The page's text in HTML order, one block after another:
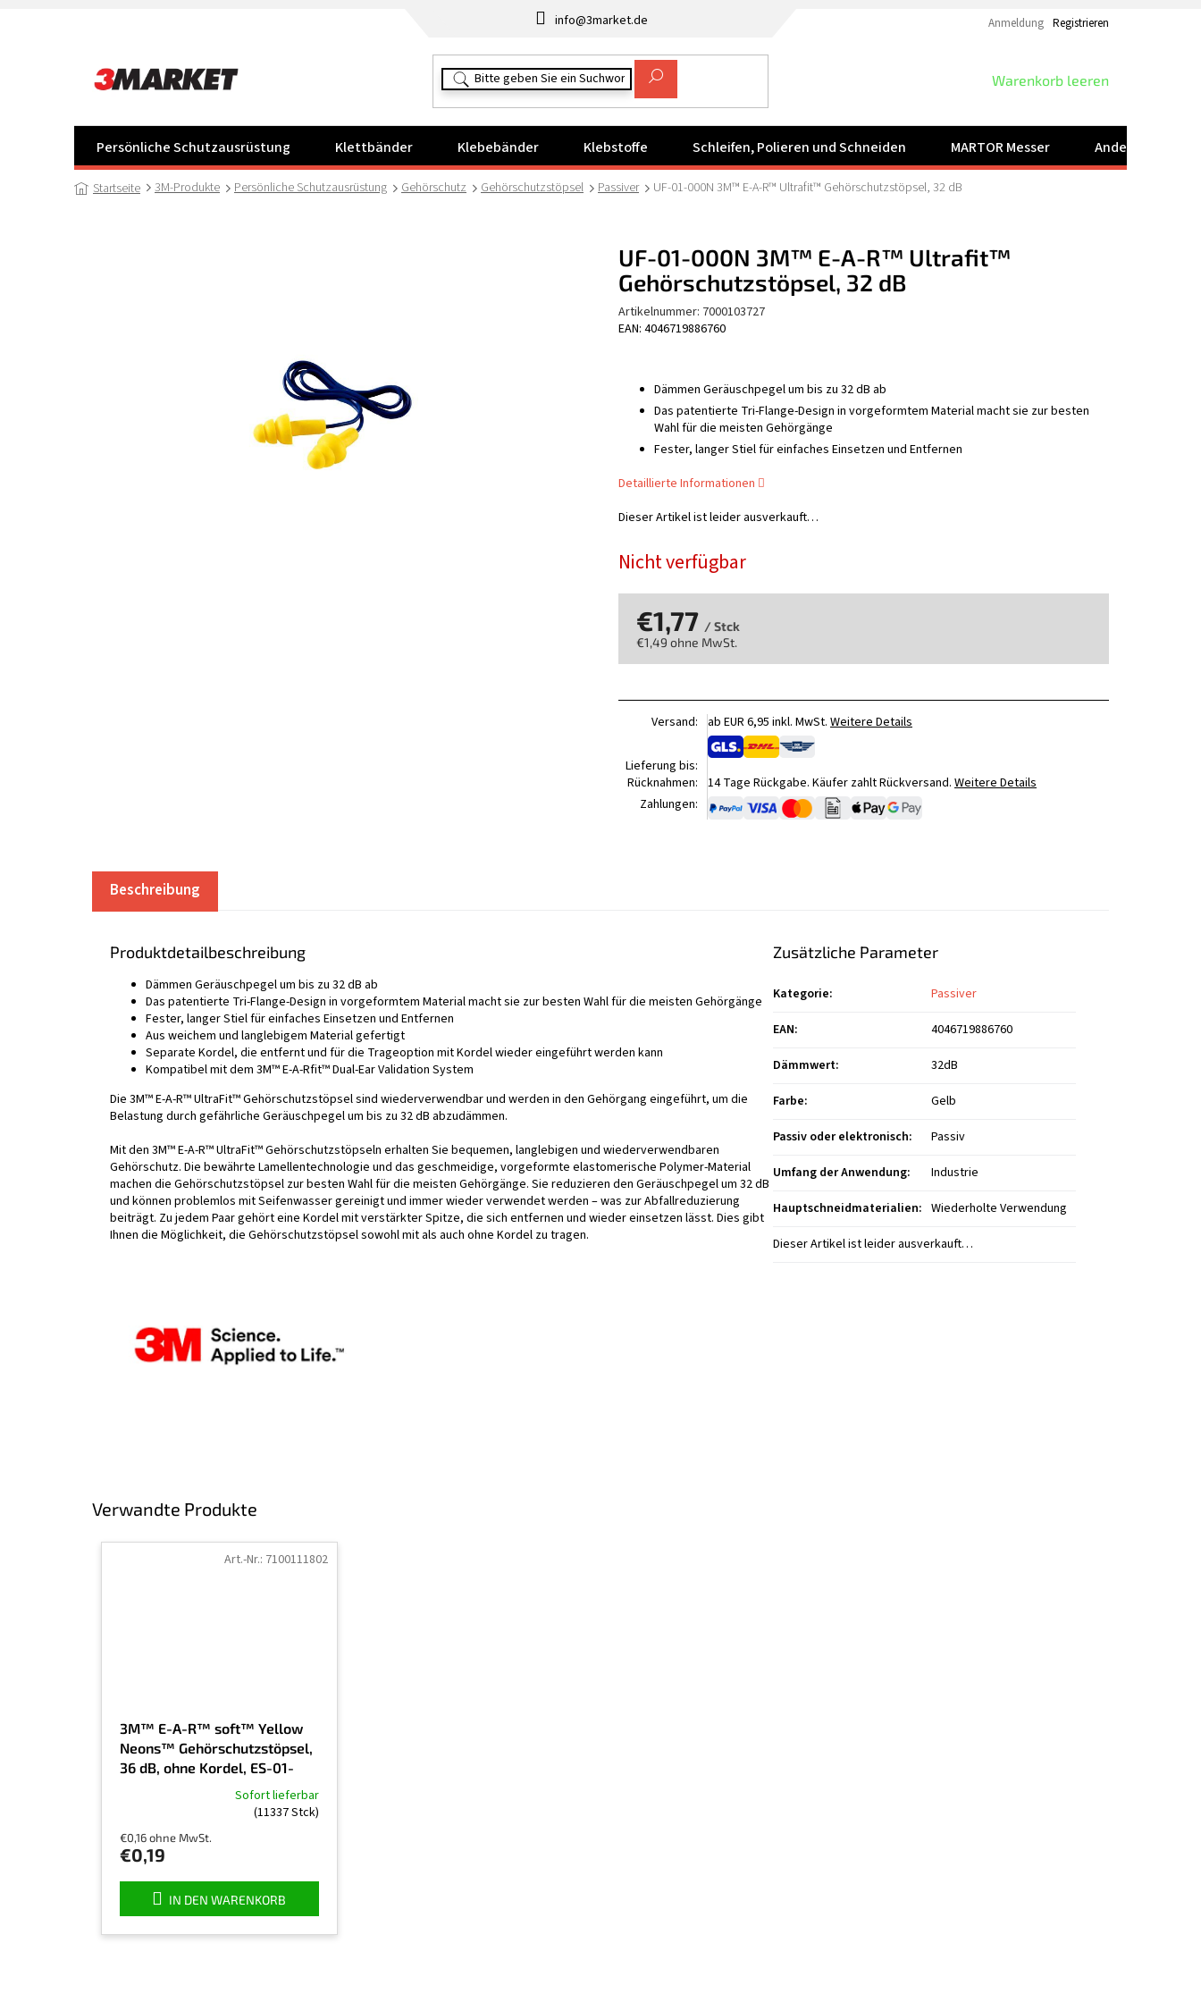
info@3market.de Anmeldung Registrieren
WARENKORB
Warenkorb leeren
Persönliche Schutzausrüstung Klettbänder Klebebänder Klebstoffe Schleifen, Polieren und Schneiden MARTOR Messer Andere Produkte
Startseite 3M-Produkte Persönliche Schutzausrüstung Gehörschutz Gehörschutzstöpsel Passiver UF-01-000N 3M™ E-A-R™ Ultrafit™ Gehörschutzstöpsel, 32 dB
Nicht verfügbar
Dieser Artikel ist leider ausverkauft…
Dämmen Geräuschpegel um bis zu 32 dB ab
Das patentierte Tri-Flange-Design in vorgeformtem Material macht sie zur besten
Wahl für die meisten Gehörgänge
Fester, langer Stiel für einfaches Einsetzen und Entfernen
Detaillierte Informationen
€1,77 / Stck
€1,49 ohne MwSt.
UF-01-000N 3M™ E-A-R™ Ultrafit™
Gehörschutzstöpsel, 32 dB
Artikelnummer: 7000103727
EAN: 4046719886760
Versand: ab EUR 6,95 inkl. MwSt. Weitere Details
Lieferung bis:
Rücknahmen: 14 Tage Rückgabe. Käufer zahlt Rückversand. Weitere Details
Zahlungen:
Verwandte Produkte
3M™ E-A-R™ soft™ Yellow
Neons™ Gehörschutzstöpsel,
36 dB, ohne Kordel, ES-01-
001, Preis pro Paar
Produktbewertung
ist
Sofort lieferbar
(11337 Stck)
€0,16 ohne MwSt.
€0,19
IN DEN WARENKORB
Art.-Nr.: 7100111802
Beschreibung
Produktdetailbeschreibung
Dämmen Geräuschpegel um bis zu 32 dB ab
Das patentierte Tri-Flange-Design in vorgeformtem Material macht sie zur besten Wahl für die meisten Gehörgänge
Fester, langer Stiel für einfaches Einsetzen und Entfernen
Aus weichem und langlebigem Material gefertigt
Separate Kordel, die entfernt und für die Trageoption mit Kordel wieder eingeführt werden kann
Kompatibel mit dem 3M™ E-A-Rfit™ Dual-Ear Validation System
Die 3M™ E-A-R™ UltraFit™ Gehörschutzstöpsel sind wiederverwendbar und werden in den Gehörgang eingeführt, um die
Belastung durch gefährliche Geräuschpegel um bis zu 32 dB abzudämmen.
Mit den 3M™ E-A-R™ UltraFit™ Gehörschutzstöpseln erhalten Sie bequemen, langlebigen und wiederverwendbaren
Gehörschutz. Die bewährte Lamellentechnologie und das geschmeidige, vorgeformte elastomerische Polymer-Material
machen die Gehörschutzstöpsel zur besten Wahl für die meisten Gehörgänge. Sie reduzieren den Geräuschpegel um 32 dB
und können problemlos mit Seifenwasser gereinigt und immer wieder verwendet werden – was zur Abfallreduzierung
beiträgt. Zu jedem Paar gehört eine Kordel mit verstärkter Spitze, die sich entfernen und wieder einsetzen lässt. Dies gibt
Ihnen die Möglichkeit, die Gehörschutzstöpsel sowohl mit als auch ohne Kordel zu tragen.
Zusätzliche Parameter
Kategorie:
Passiver
EAN:
4046719886760
Dämmwert:
32dB
Farbe:
Gelb
Passiv oder elektronisch:
Passiv
Umfang der Anwendung:
Industrie
Hauptschneidmaterialien: Wiederholte Verwendung
Dieser Artikel ist leider ausverkauft…